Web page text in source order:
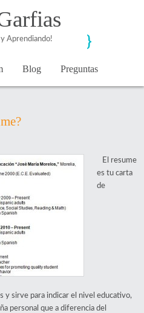
y Aprendiando!
Blog Preguntas
El resume
es tu carta
de
y sirve para indicar el nivel educativo,
personal que a diferencia del